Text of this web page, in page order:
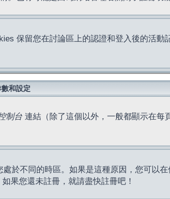
保留您在討論區上的認證和登入後的活動
和設定
制台 連結（除了這個以外，一般都顯示在每
於不同的時區。如果是這種原因，您可以
果您還未註冊，就請盡快註冊吧！